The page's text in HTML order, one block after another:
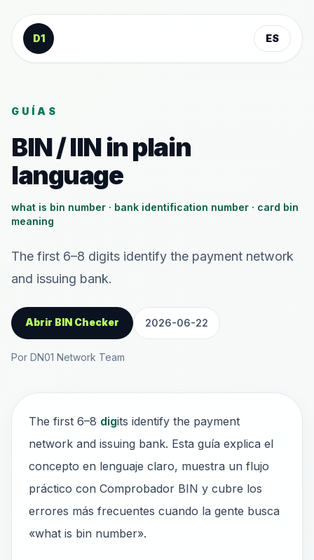
Saltar al contenido
D1
ES
GUÍAS
BIN / IIN in plain
language
what is bin number · bank identification number · card bin
meaning
The first 6–8 digits identify the payment network
and issuing bank.
Abrir BIN Checker 2026-06-22
Por DN01 Network Team
The first 6–8 digits identify the payment
network and issuing bank. Esta guía explica el
concepto en lenguaje claro, muestra un flujo
práctico con Comprobador BIN y cubre los
errores más frecuentes cuando la gente busca
«what is bin number».